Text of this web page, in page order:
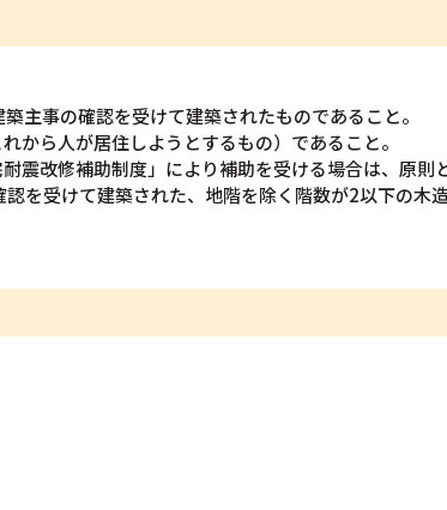
主事の確認を受けて建築されたものであること。
から人が居住しようとするもの）であること。
震改修補助制度」により補助を受ける場合は、原
を受けて建築された、地階を除く階数が2以下の木